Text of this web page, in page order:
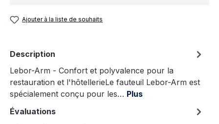
Ajouter à la liste de souhaits
Description
Lebor-Arm - Confort et polyvalence pour la
restauration et l'hôtellerieLe fauteuil Lebor-Arm est
spécialement conçu pour les… Plus
Évaluations